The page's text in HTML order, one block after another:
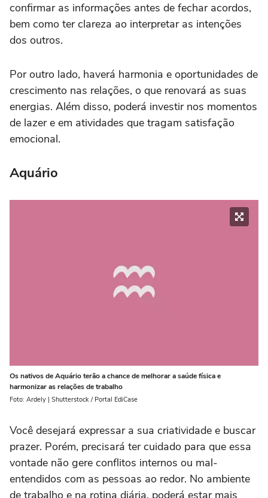
confirmar as informações antes de fechar acordos,
bem como ter clareza ao interpretar as intenções
dos outros.
Por outro lado, haverá harmonia e oportunidades de
crescimento nas relações, o que renovará as suas
energias. Além disso, poderá investir nos momentos
de lazer e em atividades que tragam satisfação
emocional.
Aquário
Os nativos de Aquário terão a chance de melhorar a saúde física e
harmonizar as relações de trabalho
Foto: Ardely | Shutterstock / Portal EdiCase
Você desejará expressar a sua criatividade e buscar
prazer. Porém, precisará ter cuidado para que essa
vontade não gere conflitos internos ou mal-
entendidos com as pessoas ao redor. No ambiente
de trabalho e na rotina diária, poderá estar mais